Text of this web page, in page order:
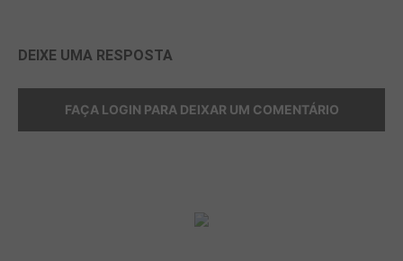
DEIXE UMA RESPOSTA
FAÇA LOGIN PARA DEIXAR UM COMENTÁRIO